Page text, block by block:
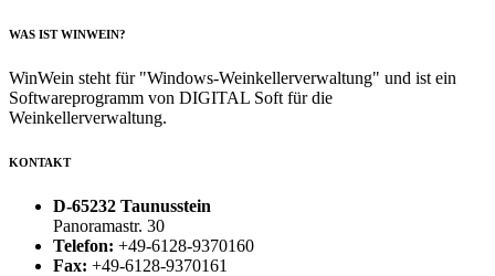
WAS IST WINWEIN?
WinWein steht für "Windows-Weinkellerverwaltung" und ist ein
Softwareprogramm von DIGITAL Soft für die
Weinkellerverwaltung.
KONTAKT
D-65232 Taunusstein
Panoramastr. 30
Telefon: +49-6128-9370160
Fax: +49-6128-9370161